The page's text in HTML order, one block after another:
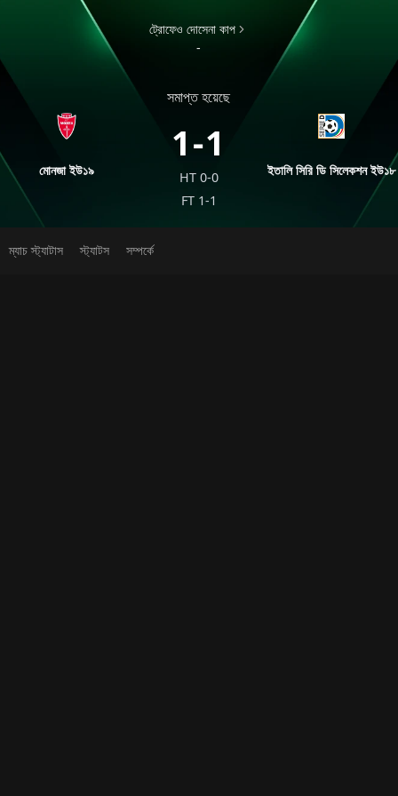
মোনজা ইউ১৯
ট্রোফেও দোসেনা কাপ
-
সমাপ্ত হয়েছে
1-1
HT 0-0
FT 1-1
ইতালি সিরি ডি সিলেকশন ইউ১৮
ম্যাচ স্ট্যাটাস স্ট্যাটস সম্পর্কে